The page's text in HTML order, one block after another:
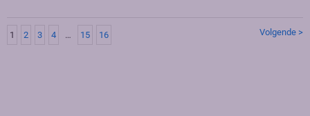
1 2 3 4 … 15 16 Volgende >